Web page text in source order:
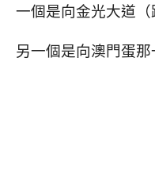
一個是向金光大道（
另一個是向澳門蛋那